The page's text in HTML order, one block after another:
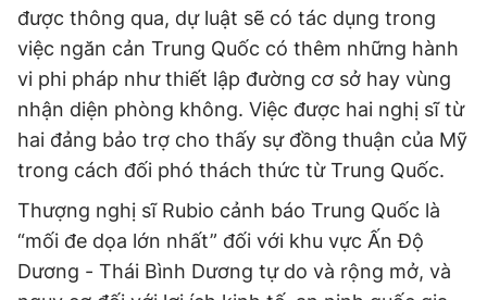
được thông qua, dự luật sẽ có tác dụng trong
việc ngăn cản Trung Quốc có thêm những hành
vi phi pháp như thiết lập đường cơ sở hay vùng
nhận diện phòng không. Việc được hai nghị sĩ từ
hai đảng bảo trợ cho thấy sự đồng thuận của Mỹ
trong cách đối phó thách thức từ Trung Quốc.
Thượng nghị sĩ Rubio cảnh báo Trung Quốc là
“mối đe dọa lớn nhất” đối với khu vực Ấn Độ
Dương - Thái Bình Dương tự do và rộng mở, và